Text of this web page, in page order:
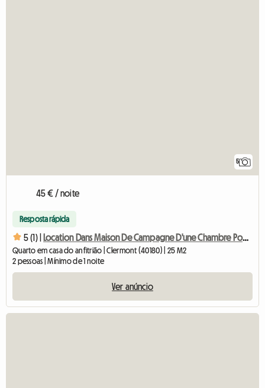
5
45 € / noite
Resposta rápida
5 (1) | Location Dans Maison De Campagne D'une Chambre Pour 2 Person
Quarto em casa do anfitrião | Clermont (40180) | 25 M2
2 pessoas | Mínimo de 1 noite
Ver anúncio